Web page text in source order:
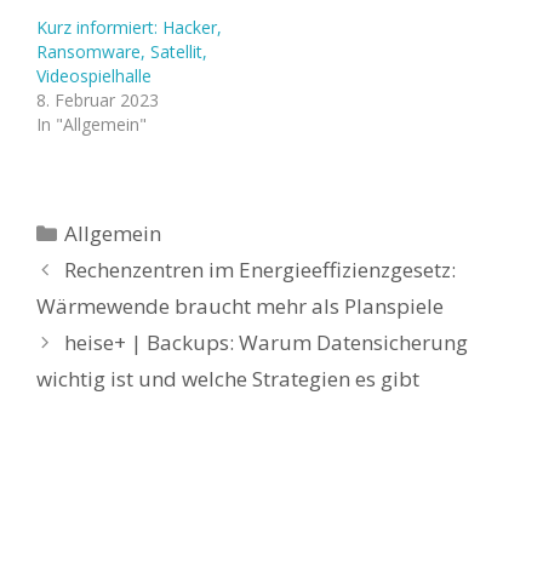
Kurz informiert: Hacker,
Ransomware, Satellit,
Videospielhalle
8. Februar 2023
In "Allgemein"
Kategorien
Allgemein
Rechenzentren im Energieeffizienzgesetz:
Wärmewende braucht mehr als Planspiele
heise+ | Backups: Warum Datensicherung
wichtig ist und welche Strategien es gibt